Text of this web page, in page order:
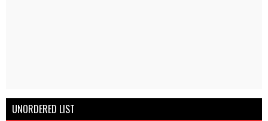
UNORDERED LIST